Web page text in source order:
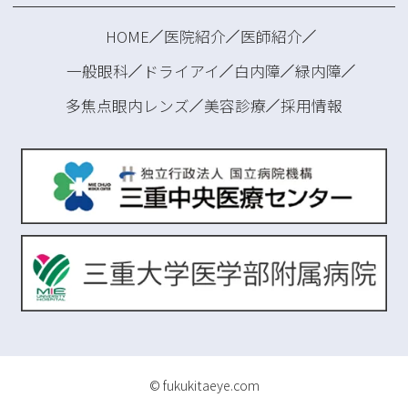
HOME 医院紹介
医師紹介
一般眼科
ドライアイ 白内障
緑内障
多焦点眼内レンズ
美容診療 採用情報
© fukukitaeye.com